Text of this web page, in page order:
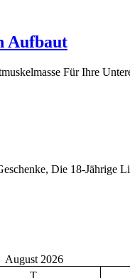
Aufbaut
Für Ihre
Die 18-Jährige
August 2026
T